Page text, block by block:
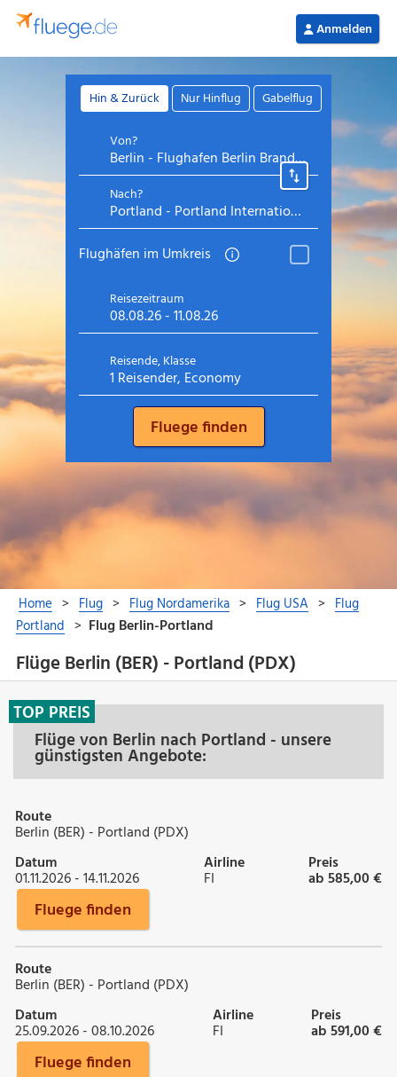
Flüge Berlin (BER) - Portland (PDX)
Flüge von Berlin nach Portland - unsere
günstigsten Angebote:
TOP PREIS
Route
Berlin (BER) - Portland (PDX)
Datum
01.11.2026 - 14.11.2026
Airline
FI
Preis
ab 585,00 €
Fluege finden
Route
Berlin (BER) - Portland (PDX)
Datum
25.09.2026 - 08.10.2026
Airline
FI
Preis
ab 591,00 €
Fluege finden